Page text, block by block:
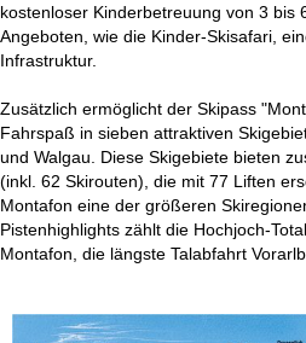
kostenloser Kinderbetreuung von 3 bis
Angeboten, wie die Kinder-Skisafari,
Infrastruktur.
Zusätzlich ermöglicht der Skipass
Fahrspaß in sieben attraktiven
und Walgau. Diese Skigebiete bieten
(inkl. 62 Skirouten), die mit 77 Liften
Montafon eine der größeren
Pistenhighlights zählt die Hochjoch-
Montafon, die längste Talabfahrt